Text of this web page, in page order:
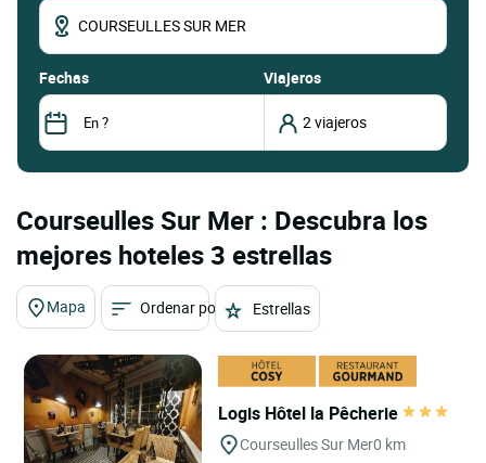
fechas Viajeros
Courseulles Sur Mer : Descubra los
mejores hoteles 3 estrellas
Mapa Ordenar por Estrellas
Logis Hôtel la Pêcherie
Courseulles Sur Mer0 km